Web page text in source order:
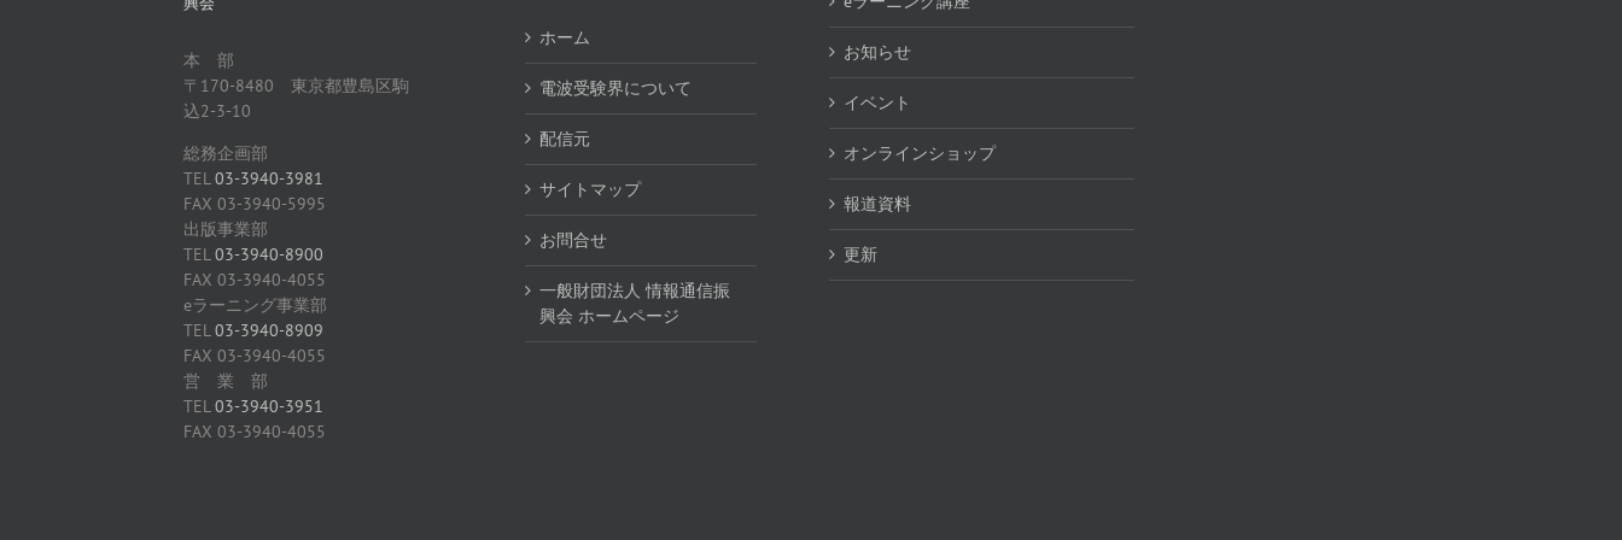
本 部
〒170-8480 東京都豊島区駒
込2-3-10
総務企画部
TEL03-3940-3981
FAX 03-3940-5995
出版事業部
TEL03-3940-8900
FAX 03-3940-4055
eラーニング事業部
TEL03-3940-8909
FAX 03-3940-4055
営 業 部
TEL03-3940-3951
FAX 03-3940-4055
ホーム
電波受験界について
配信元
サイトマップ
お問合せ
一般財団法人 情報通信振
興会 ホームページ
お知らせ
イベント
オンラインショップ
報道資料
更新